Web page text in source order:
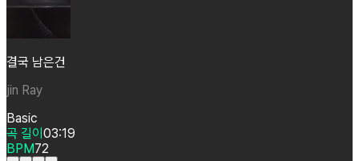
결국 남은건
jin Ray
Basic
곡 길이 03:19
BPM72